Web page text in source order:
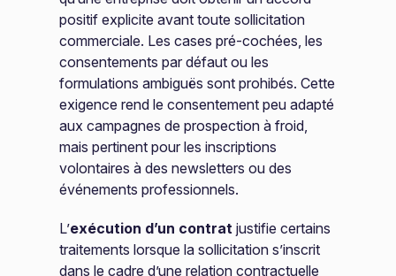
positif explicite avant toute sollicitation
commerciale. Les cases pré-cochées, les
consentements par défaut ou les
formulations ambiguës sont prohibés. Cette
exigence rend le consentement peu adapté
aux campagnes de prospection à froid,
mais pertinent pour les inscriptions
volontaires à des newsletters ou des
événements professionnels.
L’exécution d’un contrat justifie certains
traitements lorsque la sollicitation s’inscrit
dans le cadre d’une relation contractuelle